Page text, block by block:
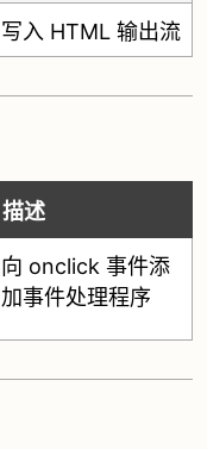
写入 HTML 输出流
描述
向 onclick 事件添
加事件处理程序